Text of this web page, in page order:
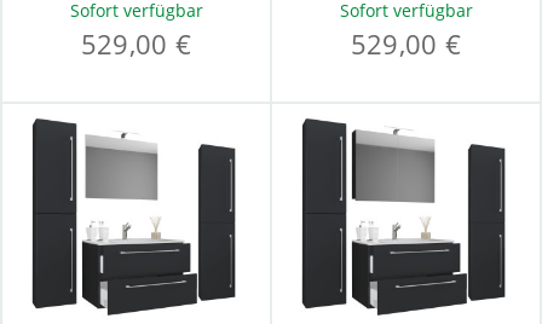
Sofort verfügbar
529,00 €
Sofort verfügbar
529,00 €